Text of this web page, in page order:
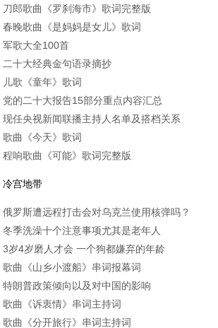
刀郎歌曲《罗刹海市》歌词完整版
春晚歌曲《是妈妈是女儿》歌词
军歌大全100首
二十大经典金句语录摘抄
儿歌《童年》歌词
党的二十大报告15部分重点内容汇总
现任央视新闻联播主持人名单及搭档关系
歌曲《今天》歌词
程响歌曲《可能》歌词完整版
冷宫地带
俄罗斯遭远程打击会对乌克兰使用核弹吗？
冬季洗澡十个注意事项尤其是老年人
3岁4岁磨人才会 一个狗都嫌弃的年龄
歌曲《山乡小渡船》串词报幕词
特朗普政策倾向以及对中国的影响
歌曲《诉衷情》串词主持词
歌曲《分开旅行》串词主持词